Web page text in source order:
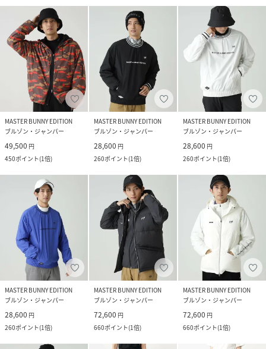
MASTER BUNNY EDITION
ブルゾン・ジャンパー
49,500 円
450ポイント(1倍)
MASTER BUNNY EDITION
ブルゾン・ジャンパー
28,600 円
260ポイント(1倍)
MASTER BUNNY EDITION
ブルゾン・ジャンパー
28,600 円
260ポイント(1倍)
MASTER BUNNY EDITION
ブルゾン・ジャンパー
28,600 円
260ポイント(1倍)
MASTER BUNNY EDITION
ブルゾン・ジャンパー
72,600 円
660ポイント(1倍)
MASTER BUNNY EDITION
ブルゾン・ジャンパー
72,600 円
660ポイント(1倍)